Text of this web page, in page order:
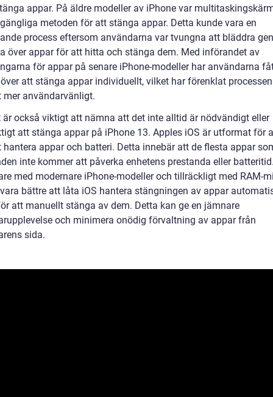
appar. På äldre modeller av iPhone var
metoden för att stänga appar. Detta kunde vara en
process eftersom användarna var tvungna att bläddra
över appar för att hitta och stänga dem. Med införandet av
för appar på senare iPhone-modeller har användarna
att stänga appar individuellt, vilket har förenklat
mer användarvänligt.
är också viktigt att nämna att det inte alltid är nödvändigt eller
att stänga appar på iPhone 13. Apples iOS är utformat för
appar och batteri. Detta innebär att de flesta appar
inte kommer att påverka enhetens prestanda eller
med modernare iPhone-modeller och tillräckligt med RAM-
bättre att låta iOS hantera stängningen av appar
att manuellt stänga av dem. Detta kan ge en jämnare
och minimera onödig förvaltning av appar från
sida.